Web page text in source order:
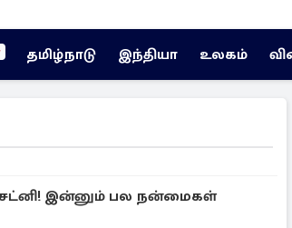
தமிழ்நாடு இந்தியா உலகம்
சட்னி! இன்னும் பல நன்மைகள்